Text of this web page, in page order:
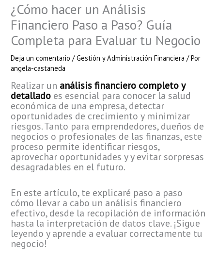
¿Cómo hacer un Análisis
Financiero Paso a Paso? Guía
Completa para Evaluar tu Negocio
Deja un comentario /Gestión y Administración Financiera / Por
angela-castaneda
Realizar un análisis financiero completo y
detallado es esencial para conocer la salud
económica de una empresa, detectar
oportunidades de crecimiento y minimizar
riesgos. Tanto para emprendedores, dueños de
negocios o profesionales de las finanzas, este
proceso permite identificar riesgos,
aprovechar oportunidades y y evitar sorpresas
desagradables en el futuro.
En este artículo, te explicaré paso a paso
cómo llevar a cabo un análisis financiero
efectivo, desde la recopilación de información
hasta la interpretación de datos clave. ¡Sigue
leyendo y aprende a evaluar correctamente tu
negocio!